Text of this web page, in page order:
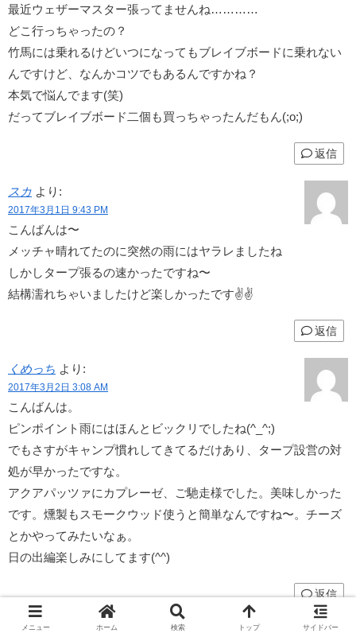
最近ウェザーマスター張ってませんね…………
どこ行っちゃったの？
竹馬には乗れるけどいつになってもブレイブボードに乗れない
んですけど、なんかコツでもあるんですかね？
本気で悩んでます(笑)
だってブレイブボード二個も買っちゃったんだもん(;o;)
返信
スカ より:
2017年3月1日 9:43 PM
こんばんは〜
メッチャ晴れてたのに突然の雨にはヤラレましたね
しかしタープ張るの速かったですね〜
結構濡れちゃいましたけど楽しかったです✌️✌️
返信
くめっち より:
2017年3月2日 3:08 AM
こんばんは。
ピンポイント雨にはほんとビックリでしたね(^_^;)
でもさすがキャンプ慣れしてきてるだけあり、タープ設営の対
処が早かったですな。
アクアパッツァにカプレーゼ、ご馳走様でした。美味しかった
です。燻製もスモークウッド使うと簡単なんですね〜。チーズ
とかやってみたいなぁ。
日の出編楽しみにしてます(^^)
返信
すずパパ
メニュー ホーム 検索 トップ サイドバー